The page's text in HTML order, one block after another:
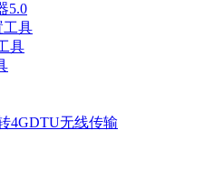
5.0
工具
具
4GDTU无线传输